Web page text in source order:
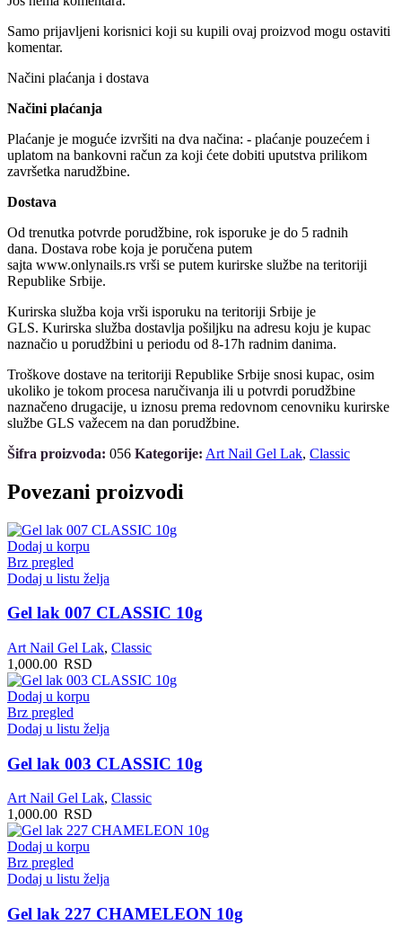
Samo prijavljeni korisnici koji su kupili ovaj proizvod mogu ostaviti
komentar.
Načini plaćanja i dostava
Načini plaćanja
Plaćanje je moguće izvršiti na dva načina: - plaćanje pouzećem i
uplatom na bankovni račun za koji ćete dobiti uputstva prilikom
završetka narudžbine.
Dostava
Od trenutka potvrde porudžbine, rok isporuke je do 5 radnih
dana. Dostava robe koja je poručena putem
sajta www.onlynails.rs vrši se putem kurirske službe na teritoriji
Republike Srbije.
Kurirska služba koja vrši isporuku na teritoriji Srbije je
GLS. Kurirska služba dostavlja pošiljku na adresu koju je kupac
naznačio u porudžbini u periodu od 8-17h radnim danima.
Troškove dostave na teritoriji Republike Srbije snosi kupac, osim
ukoliko je tokom procesa naručivanja ili u potvrdi porudžbine
naznačeno drugacije, u iznosu prema redovnom cenovniku kurirske
službe GLS važecem na dan porudžbine.
Šifra proizvoda: 056 Kategorije: Art Nail Gel Lak, Classic
Povezani proizvodi
Dodaj u korpu
Brz pregled
Dodaj u listu želja
Gel lak 007 CLASSIC 10g
Art Nail Gel Lak, Classic
1,000.00 RSD
Dodaj u korpu
Brz pregled
Dodaj u listu želja
Gel lak 003 CLASSIC 10g
Art Nail Gel Lak, Classic
1,000.00 RSD
Dodaj u korpu
Brz pregled
Dodaj u listu želja
Gel lak 227 CHAMELEON 10g